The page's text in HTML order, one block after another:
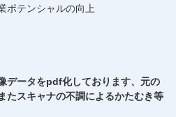
ポテンシャルの向上
データをpdf化しております、元の
たスキャナの不調によるかたむき等